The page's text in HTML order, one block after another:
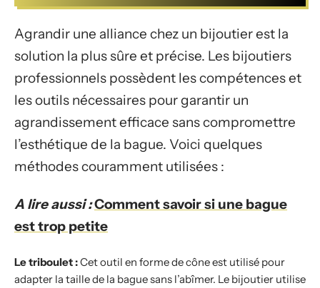
Agrandir une alliance chez un bijoutier est la
solution la plus sûre et précise. Les bijoutiers
professionnels possèdent les compétences et
les outils nécessaires pour garantir un
agrandissement efficace sans compromettre
l’esthétique de la bague. Voici quelques
méthodes couramment utilisées :
A lire aussi :Comment savoir si une bague
est trop petite
Le triboulet :Cet outil en forme de cône est utilisé pour
adapter la taille de la bague sans l’abîmer. Le bijoutier utilise